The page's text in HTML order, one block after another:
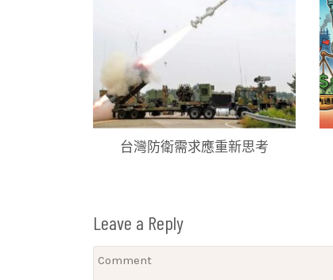
台灣防衛需求應重新思考
Leave a Reply